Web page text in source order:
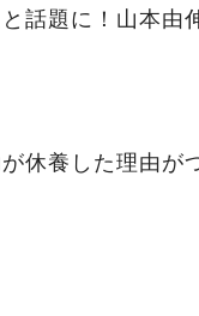
話題に！山本由
休養した理由が